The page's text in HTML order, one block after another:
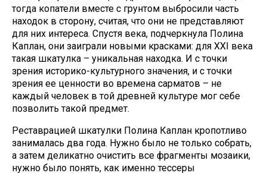
тогда копатели вместе с грунтом выбросили часть
находок в сторону, считая, что они не представляют
для них интереса. Спустя века, подчеркнула Полина
Каплан, они заиграли новыми красками: для XXI века
такая шкатулка – уникальная находка. И с точки
зрения историко-культурного значения, и с точки
зрения ее ценности во времена сарматов – не
каждый человек в той древней культуре мог себе
позволить такой предмет.
Реставрацией шкатулки Полина Каплан кропотливо
занималась два года. Нужно было не только собрать,
а затем деликатно очистить все фрагменты мозаики,
нужно было понять, как именно тессеры